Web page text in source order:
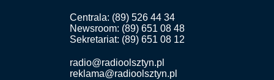
Centrala: (89) 526 44 34
Newsroom: (89) 651 08 48
Sekretariat: (89) 651 08 12
radio@radioolsztyn.pl
reklama@radioolsztyn.pl